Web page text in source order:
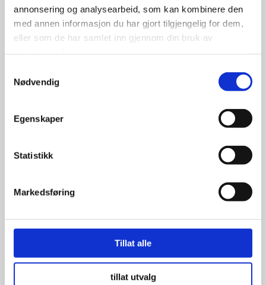
annonsering og analysearbeid, som kan kombinere den
med annen informasjon du har gjort tilgjengelig for dem,
eller som de har samlet inn gjennom din bruk av
Nødvendig
Egenskaper
Statistikk
Markedsføring
Tillat alle
tillat utvalg
kr3,700.00